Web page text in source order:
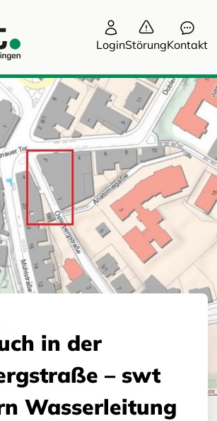
LoginStörungKontakt
in der
– swt
Wasserleitung